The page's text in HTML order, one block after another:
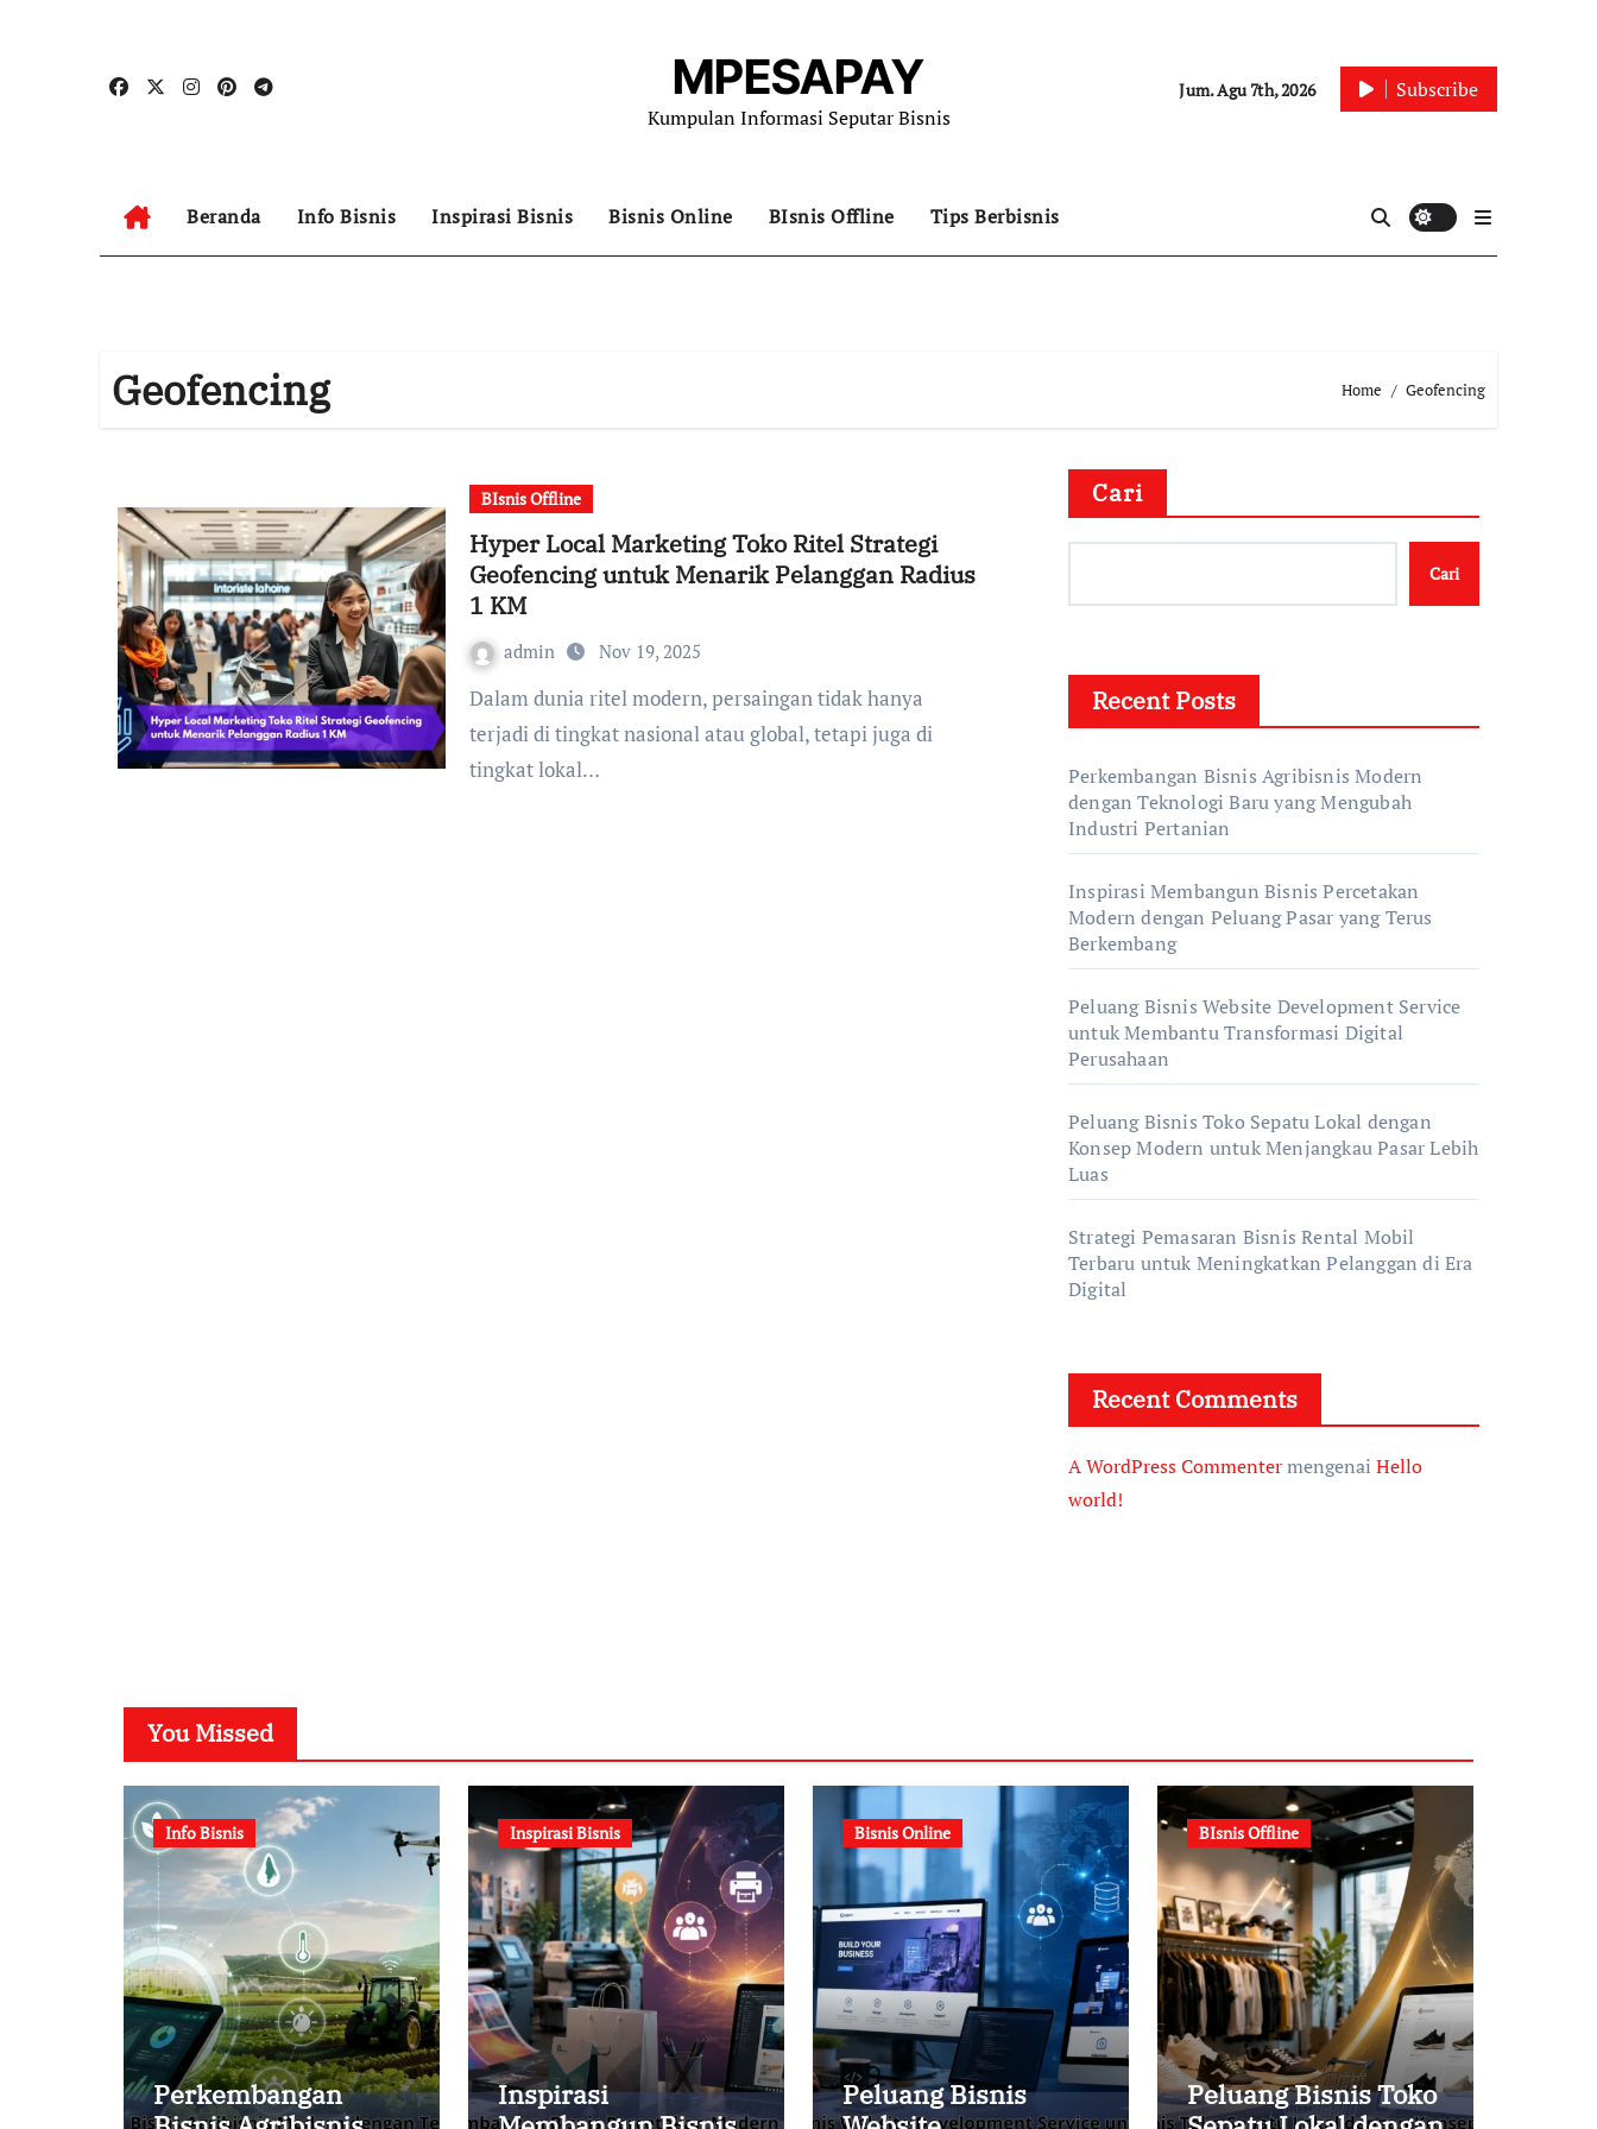
MPESAPAY
Kumpulan Informasi Seputar Bisnis
Jum. Agu 7th, 2026 Subscribe
Beranda Info Bisnis Inspirasi Bisnis Bisnis Online BIsnis Offline Tips Berbisnis
Geofencing Home Geofencing
BIsnis Offline
Hyper Local Marketing Toko Ritel Strategi
Geofencing untuk Menarik Pelanggan Radius
1 KM
admin Nov 19, 2025
Dalam dunia ritel modern, persaingan tidak hanya
terjadi di tingkat nasional atau global, tetapi juga di
tingkat lokal…
Cari
Cari
Recent Posts
Perkembangan Bisnis Agribisnis Modern
dengan Teknologi Baru yang Mengubah
Industri Pertanian
Inspirasi Membangun Bisnis Percetakan
Modern dengan Peluang Pasar yang Terus
Berkembang
Peluang Bisnis Website Development Service
untuk Membantu Transformasi Digital
Perusahaan
Peluang Bisnis Toko Sepatu Lokal dengan
Konsep Modern untuk Menjangkau Pasar Lebih
Luas
Strategi Pemasaran Bisnis Rental Mobil
Terbaru untuk Meningkatkan Pelanggan di Era
Digital
Recent Comments
A WordPress Commentermengenai Hello
world!
You Missed
Info Bisnis
Perkembangan
Inspirasi Bisnis
Inspirasi
Bisnis Online
Peluang Bisnis
BIsnis Offline
Peluang Bisnis Toko